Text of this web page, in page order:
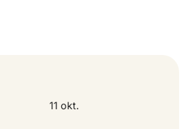
nemen met een bierfiets.
11 okt.